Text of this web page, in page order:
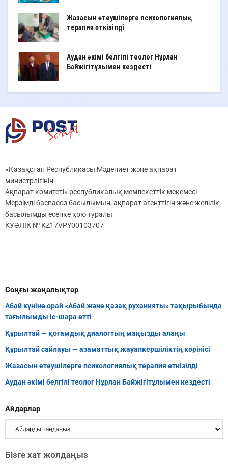
Жазасын өтеушілерге психологиялық
терапия өткізілді
Аудан әкімі белгілі теолог Нұрлан
Байжігітұлымен кездесті
«Қазақстан Республикасы Мәдениет және ақпарат
министрлігінің
Ақпарат комитеті» республикалық мемлекеттік мекемесі
Мерзімді баспасөз басылымын, ақпарат агенттігін және желілік
басылымды есепке қою туралы
КУӘЛІК № KZ17VPY00103707
Соңғы жаңалықтар
Абай күніне орай «Абай және қазақ руханияты» тақырыбында
тағылымды іс-шара өтті
Құрылтай — қоғамдық диалогтың маңызды алаңы
Құрылтай сайлауы — азаматтық жауапкершіліктің көрінісі
Жазасын өтеушілерге психологиялық терапия өткізілді
Аудан әкімі белгілі теолог Нұрлан Байжігітұлымен кездесті
Айдарлар
Бізге хат жолдаңыз